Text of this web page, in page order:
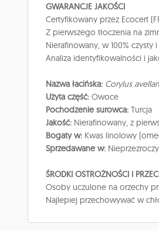
GWARANCJE JAKOŚCI
Certyfikowany przez Ecocert
Z
Nierafinowany, w 100% czysty
Analiza identyfikowalności i
Nazwa łacińska: Corylus
Użyta część: Owoce
Pochodzenie surowca: Turcja
Jakość: Nierafinowany, z
Bogaty w: Kwas linolowy
Sprzedawane w:
ŚRODKI OSTROŻNOŚCI I
Osoby uczulone na orzechy
Najlepiej przechowywać w